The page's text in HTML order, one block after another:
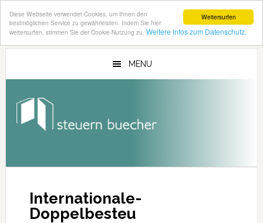
Weitersurfen
Diese Webseite verwendet Cookies, um Ihnen den
bestmöglichen Service zu gewährleisten. Indem Sie hier
weitersurfen, stimmen Sie der Cookie-Nutzung zu. Weitere Infos zum Datenschutz.
Zum
Zur
MENU
Internationale-
Doppelbesteu